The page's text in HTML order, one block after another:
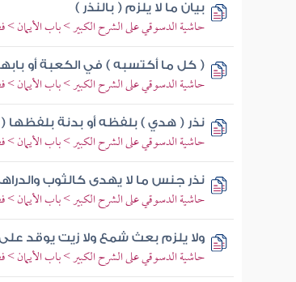
بيان ما لا يلزم ( بالنذر )
حاشية الدسوقي على الشرح الكبير > باب الأيمان
( كل ما أكتسبه ) في الكعبة أو
حاشية الدسوقي على الشرح الكبير > باب الأيمان
نذر ( هدي ) بلفظه أو بدنة بلفظها
حاشية الدسوقي على الشرح الكبير > باب الأيمان
نذر جنس ما لا يهدى كالثوب
حاشية الدسوقي على الشرح الكبير > باب الأيمان
ولا يلزم بعث شمع ولا زيت يوقد على
حاشية الدسوقي على الشرح الكبير > باب الأيمان